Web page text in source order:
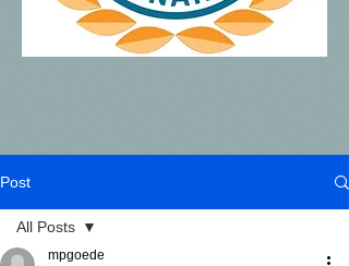
Post
All Posts
mpgoede